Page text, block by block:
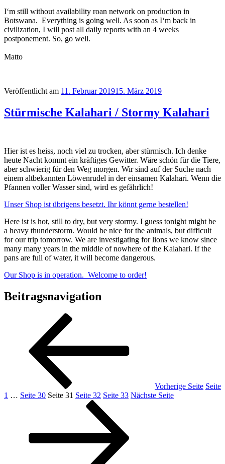
I‘m still without availability roan network on production in
Botswana. Everything is going well. As soon as I‘m back in
civilization, I will post all daily reports with an 4 weeks
postponement. So, go well.
Matto
Veröffentlicht am 11. Februar 201915. März 2019
Stürmische Kalahari / Stormy Kalahari
Hier ist es heiss, noch viel zu trocken, aber stürmisch. Ich denke
heute Nacht kommt ein kräftiges Gewitter. Wäre schön für die Tiere,
aber schwierig für den Weg morgen. Wir sind auf der Suche nach
einem altbekannten Löwenrudel in der einsamen Kalahari. Wenn die
Pfannen voller Wasser sind, wird es gefährlich!
Unser Shop ist übrigens besetzt. Ihr könnt gerne bestellen!
Here ist is hot, still to dry, but very stormy. I guess tonight might be
a heavy thunderstorm. Would be nice for the animals, but difficult
for our trip tomorrow. We are investigating for lions we know since
many many years in the middle of nowhere of the Kalahari. If the
pans are full of water, it will become dangerous.
Our Shop is in operation. Welcome to order!
Beitragsnavigation
Vorherige Seite Seite
1 … Seite 30 Seite 31 Seite 32 Seite 33 Nächste Seite